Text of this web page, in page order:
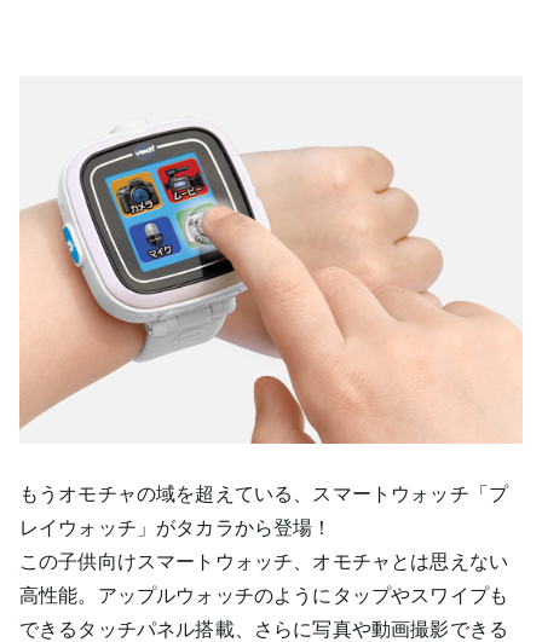
もうオモチャの域を超えている、スマートウォッチ「プ
レイウォッチ」がタカラから登場！
この子供向けスマートウォッチ、オモチャとは思えない
高性能。アップルウォッチのようにタップやスワイプも
できるタッチパネル搭載、さらに写真や動画撮影できる